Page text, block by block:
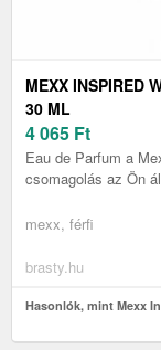
MEXX INSPIRED
30 ML
4 065 Ft
Eau de Parfum a
csomagolás az Ön
mexx, férfi
brasty.hu
Hasonlók, mint Mexx